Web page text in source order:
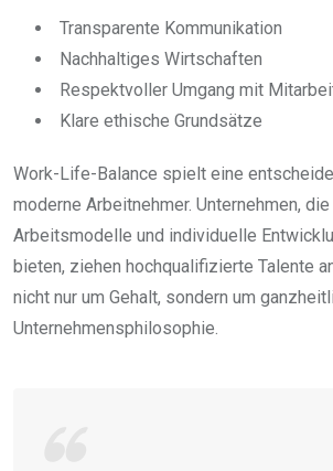
Transparente Kommunikation
Nachhaltiges Wirtschaften
Respektvoller Umgang mit
Klare ethische Grundsätze
Work-Life-Balance spielt eine
moderne Arbeitnehmer. Unternehmen,
Arbeitsmodelle und individuelle
bieten, ziehen hochqualifizierte Talente
nicht nur um Gehalt, sondern um
Unternehmensphilosophie.